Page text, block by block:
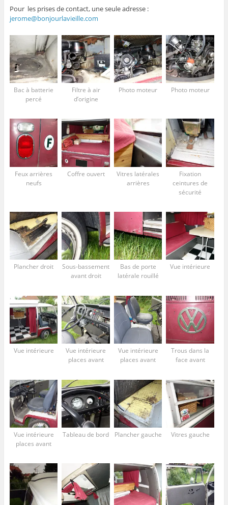
Pour les prises de contact, une seule adresse :
jerome@bonjourlavieille.com
Bac à batterie
percé
Filtre à air
d’origine
Photo moteur Photo moteur
Feux arrières
neufs
Coffre ouvert
Vitres latérales
arrières
Fixation
ceintures de
sécurité
Plancher droit
Sous-bassement
avant droit
Bas de porte
latérale rouillé
Vue intérieure
Vue intérieure
Vue intérieure
places avant
Vue intérieure
places avant
Trous dans la
face avant
Vue intérieure
places avant
Tableau de bord Plancher gauche Vitres gauche